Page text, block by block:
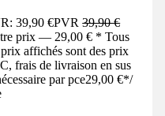
39,90 €PVR39,90 €
prix — 29,00 € * Tous
affichés sont des prix
frais de livraison en sus
par pce29,00 €*/